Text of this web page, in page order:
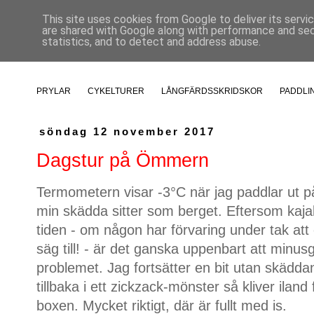
PRYLAR CYKELTURER LÅNGFÄRDSSKRIDSKOR
söndag 12 november 2017
Dagstur på Ömmern
Termometern visar -3°C när jag paddlar ut
min skädda sitter som berget. Eftersom
tiden - om någon har förvaring under tak
säg till! - är det ganska uppenbart att
problemet. Jag fortsätter en bit utan
tillbaka i ett zickzack-mönster så kliver
boxen. Mycket riktigt, där är fullt med is.
This site uses cookies from Google to deliver its
are shared with Google along with performance and
statistics, and to detect and address abuse.